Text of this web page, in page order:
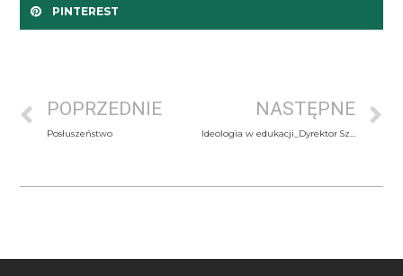
PINTEREST
POPRZEDNIE
Posłuszeństwo
NASTĘPNE